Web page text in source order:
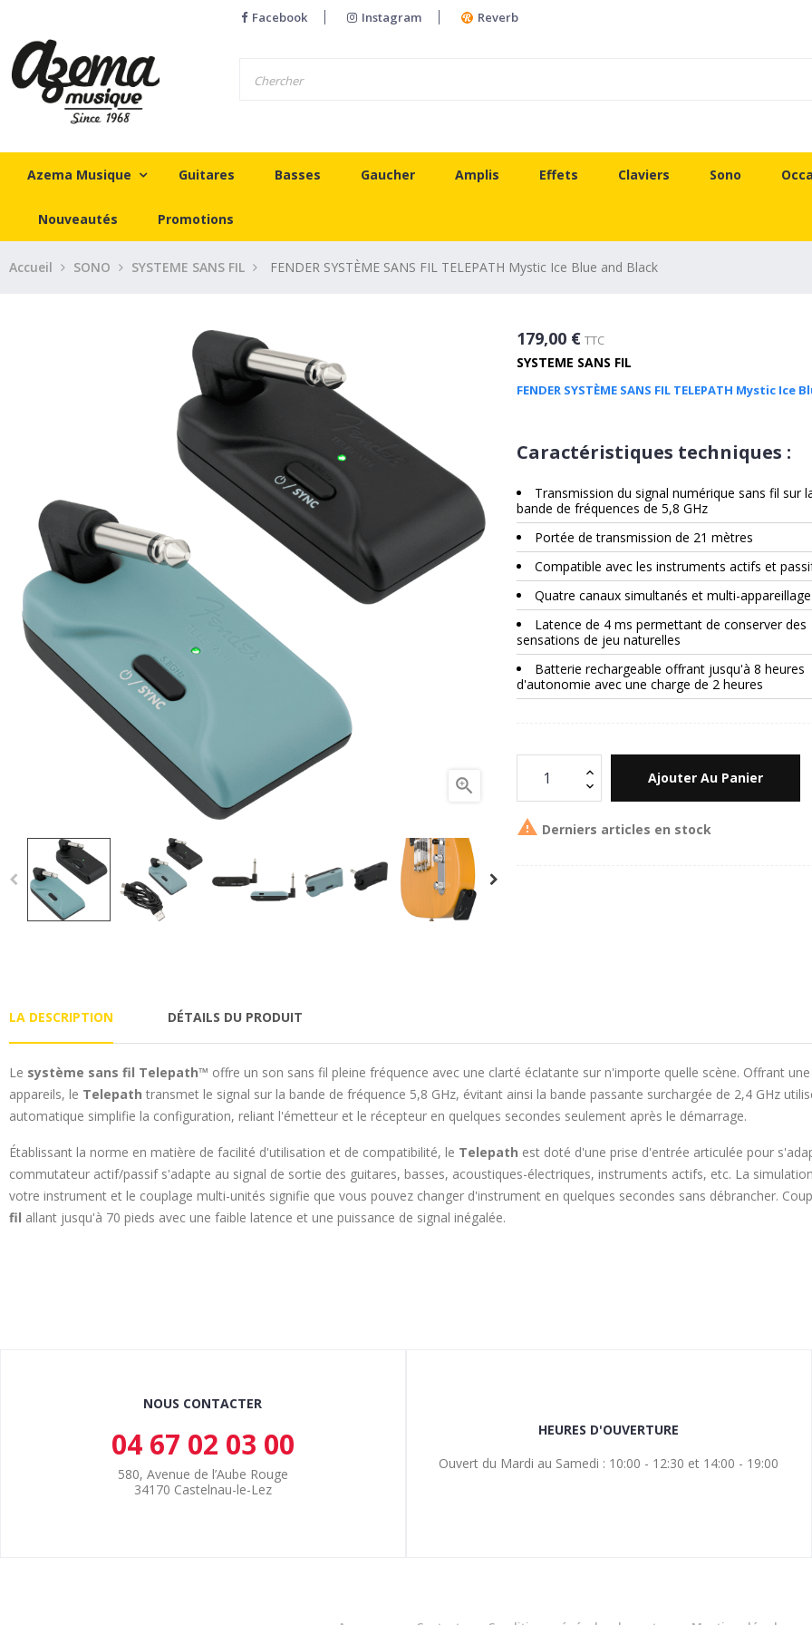
Facebook Instagram Reverb
Azema Musique Guitares Basses Gaucher Amplis Effets Claviers Sono
Nouveautés Promotions
Accueil SONO SYSTEME SANS FIL FENDER SYSTÈME SANS FIL TELEPATH Mystic Ice Blue and Black

179,00 € TTC
SYSTEME SANS FIL
FENDER SYSTÈME SANS FIL TELEPATH Mystic Ice
Caractéristiques techniques :
Transmission du signal numérique sans fil sur
bande de fréquences de 5,8 GHz
Portée de transmission de 21 mètres
Compatible avec les instruments actifs et
Quatre canaux simultanés et multi-appareillage
Latence de 4 ms permettant de conserver des
sensations de jeu naturelles
Batterie rechargeable offrant jusqu'à 8 heures
d'autonomie avec une charge de 2 heures
Ajouter Au Panier
 Derniers articles en stock
LA DESCRIPTION DÉTAILS DU PRODUIT
Le système sans fil Telepath™ offre un son sans fil pleine fréquence avec une clarté éclatante sur n'importe quelle scène. Offrant
appareils, le Telepath transmet le signal sur la bande de fréquence 5,8 GHz, évitant ainsi la bande passante surchargée de 2,4 GHz
automatique simplifie la configuration, reliant l'émetteur et le récepteur en quelques secondes seulement après le démarrage.
Établissant la norme en matière de facilité d'utilisation et de compatibilité, le Telepath est doté d'une prise d'entrée articulée pour
commutateur actif/passif s'adapte au signal de sortie des guitares, basses, acoustiques-électriques, instruments actifs, etc. La
votre instrument et le couplage multi-unités signifie que vous pouvez changer d'instrument en quelques secondes sans débrancher.
fil allant jusqu'à 70 pieds avec une faible latence et une puissance de signal inégalée.
NOUS CONTACTER
04 67 02 03 00
580, Avenue de l’Aube Rouge
34170 Castelnau-le-Lez
HEURES D'OUVERTURE
Ouvert du Mardi au Samedi : 10:00 - 12:30 et 14:00 - 19:00